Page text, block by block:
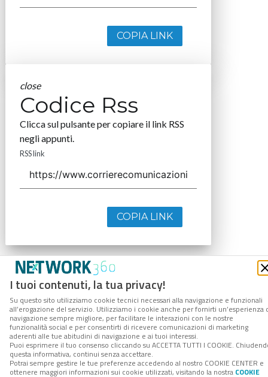
I tuoi contenuti, la tua privacy!
Su questo sito utilizziamo cookie tecnici necessari alla navigazione e funzionali
all’erogazione del servizio. Utilizziamo i cookie anche per fornirti un’esperienza
navigazione sempre migliore, per facilitare le interazioni con le nostre
funzionalità social e per consentirti di ricevere comunicazioni di marketing
aderenti alle tue abitudini di navigazione e ai tuoi interessi.
Puoi esprimere il tuo consenso cliccando su ACCETTA TUTTI I COOKIE.
questa informativa, continui senza accettare.
Potrai sempre gestire le tue preferenze accedendo al nostro COOKIE CENTER e
ottenere maggiori informazioni sui cookie utilizzati, visitando la nostra COOKIE
COPIA LINK
close
Codice Rss
Clicca sul pulsante per copiare il link RSS
negli appunti.
RSS link
COPIA LINK